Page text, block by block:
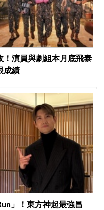
！演員與劇組本月底飛泰
成績
」！東方神起最強昌